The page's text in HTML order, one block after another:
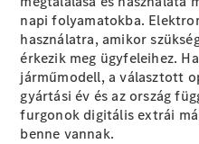
Minden modell
Elektromos
modellek
napi folyamatokba.
használatra, amikor
érkezik meg ügyfeleihez.
járműmodell, a választott
gyártási év és az ország
furgonok digitális extrái
benne vannak.